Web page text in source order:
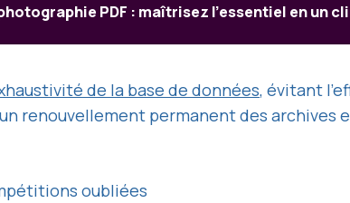
PDF : maîtrisez l’essentiel en un
de la base de données, évitant
renouvellement permanent des
oubliées